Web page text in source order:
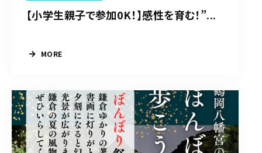
【小学生親子で参加0K！】感性を育む！”...
MORE